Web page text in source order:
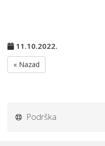
11.10.2022.
« Nazad
Podrška